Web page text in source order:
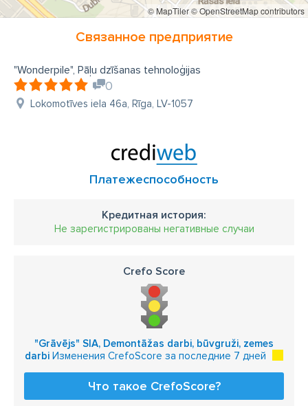
© MapTiler© OpenStreetMap contributors
Связанное предприятие
"Wonderpile", Pāļu dzīšanas tehnoloģijas
0
Lokomotīves iela 46a, Rīga, LV-1057
Платежеспособность
Кредитная история:
Не зарегистрированы негативные случаи
Crefo Score
"Grāvējs" SIA, Demontāžas darbi, būvgruži, zemes
darbi Изменения CrefoScore за последние 7 дней
Что такое CrefoScore?